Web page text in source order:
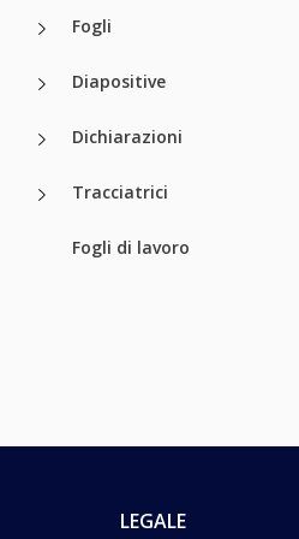
Fogli
Diapositive
Dichiarazioni
Tracciatrici
Fogli di lavoro
LEGALE